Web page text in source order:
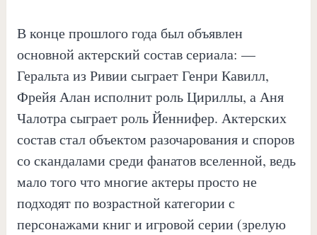
В конце прошлого года был объявлен
основной актерский состав сериала: —
Геральта из Ривии сыграет Генри Кавилл,
Фрейя Алан исполнит роль Цириллы, а Аня
Чалотра сыграет роль Йеннифер. Актерских
состав стал объектом разочарования и споров
со скандалами среди фанатов вселенной, ведь
мало того что многие актеры просто не
подходят по возрастной категории с
персонажами книг и игровой серии (зрелую